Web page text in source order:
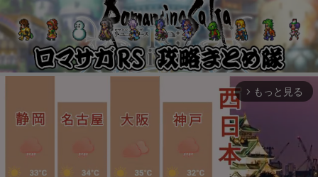
arrow_forward_ios もっと見る